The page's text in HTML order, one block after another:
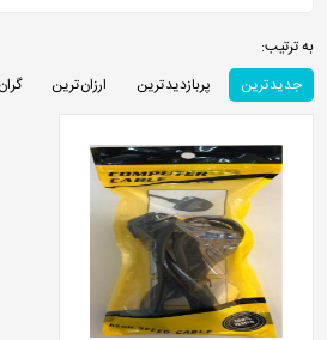
به ترتیب:
جدید ترین
پربازدید ترین ارزان ترین